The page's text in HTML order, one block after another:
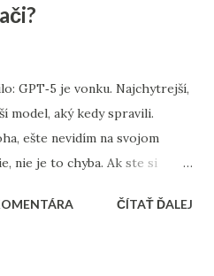
GPT‑5 je vonku. Najchytrejší,
model, aký kedy spravili.
ešte nevidím na svojom
nie je to chyba. Ak ste si
si spustíte ChatGPT v
ČÍTAŤ ĎALEJ